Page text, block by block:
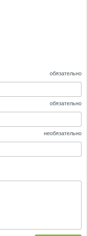
обязательно
обязательно
необязательно